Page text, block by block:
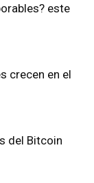
este
crecen en el
del Bitcoin